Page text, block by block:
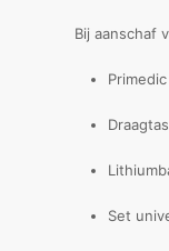
Bij aanschaf
Draagtas
Set